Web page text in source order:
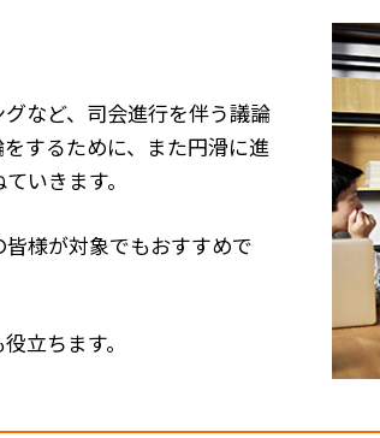
など、司会進行を伴う議論
するために、また円滑に進
いきます。
様が対象でもおすすめで
立ちます。